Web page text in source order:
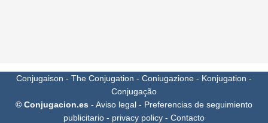
Conjugaison - The Conjugation - Coniugazione - Konjugation -
Conjugação
© Conjugacion.es - Aviso legal - Preferencias de seguimiento
publicitario - privacy policy - Contacto